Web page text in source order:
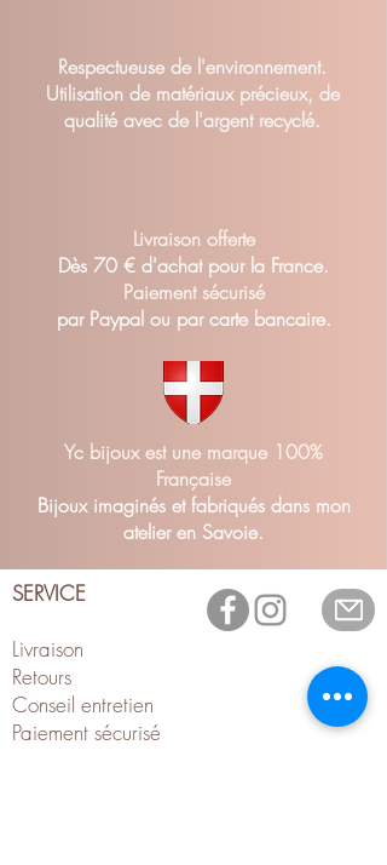
Respectueuse de l'environnement.
Utilisation de matériaux précieux, de
qualité avec de l'argent recyclé.
Livraison offerte
Dès 70 € d'achat pour la France.
Paiement sécurisé
par Paypal ou par carte bancaire.
Yc bijoux est une marque 100%
Française
Bijoux imaginés et fabriqués dans mon
atelier en Savoie.
SERVICE
Livraison
Retours
Conseil entretien
Paiement sécurisé